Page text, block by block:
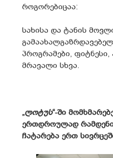
როგორებიცაა:
სახისა და ტანის
პროგრამები, ფიტნესი,
მრავალი სხვა.
„ლოტუს“-ში
ერთდროულად
ჩატარება ერთ